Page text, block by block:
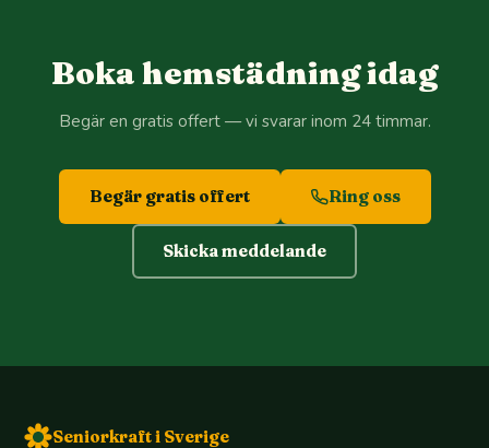
Boka hemstädning idag
Begär en gratis offert — vi svarar inom 24 timmar.
Begär gratis offert Ring oss
Skicka meddelande
Seniorkraft i Sverige